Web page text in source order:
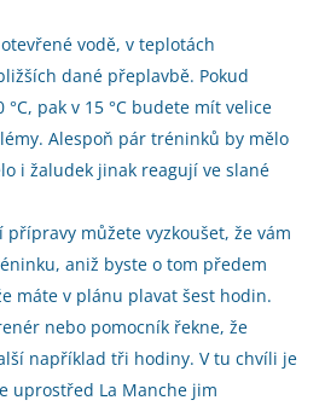
vodě, v teplotách
dané přeplavbě. Pokud
pak v 15 °C budete mít velice
Alespoň pár tréninků by mělo
i žaludek jinak reagují ve slané
přípravy můžete vyzkoušet, že vám
aniž byste o tom předem
máte v plánu plavat šest hodin.
nebo pomocník řekne, že
například tři hodiny. V tu chvíli je
uprostřed La Manche jim